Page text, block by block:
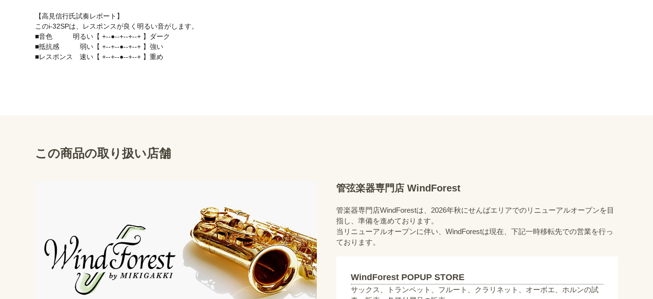
【高見信行氏試奏レポート】
このi-32SPは、レスポンスが良く明るい音がします。
■音色　　　明るい【 +--●--+--+--+ 】ダーク
■抵抗感　　　弱い【 +--+--●--+--+ 】強い
■レスポンス　速い【 +--+--●--+--+ 】重め
この商品の取り扱い店舗
管弦楽器専門店 WindForest
管楽器専門店WindForestは、2026年秋にせんばエリアでのリニューアルオープンを目
指し、準備を進めております。
当リニューアルオープンに伴い、WindForestは現在、下記一時移転先での営業を行っ
ております。
WindForest POPUP STORE
サックス、トランペット、フルート、クラリネット、オーボエ、ホルンの試